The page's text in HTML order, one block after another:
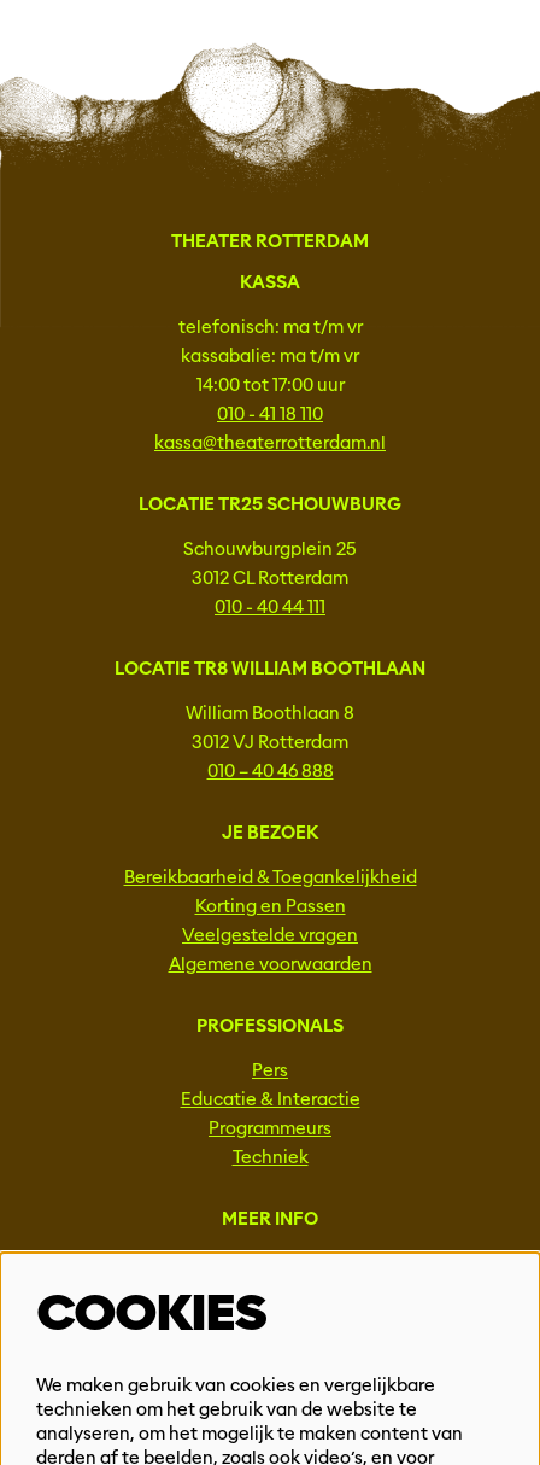
THEATER ROTTERDAM
KASSA
telefonisch: ma t/m vr
kassabalie: ma t/m vr
14:00 tot 17:00 uur
010 - 41 18 110
kassa@theaterrotterdam.nl
LOCATIE TR25 SCHOUWBURG
Schouwburgplein 25
3012 CL Rotterdam
010 - 40 44 111
LOCATIE TR8 WILLIAM BOOTHLAAN
William Boothlaan 8
3012 VJ Rotterdam
010 – 40 46 888
JE BEZOEK
Bereikbaarheid & Toegankelijkheid
Korting en Passen
Veelgestelde vragen
Algemene voorwaarden
PROFESSIONALS
Pers
Educatie & Interactie
Programmeurs
Techniek
MEER INFO
Vacatures
Events & Partnerships
Privacy
COOKIES
We maken gebruik van cookies en vergelijkbare
technieken om het gebruik van de website te
analyseren, om het mogelijk te maken content van
derden af te beelden, zoals ook video’s, en voor